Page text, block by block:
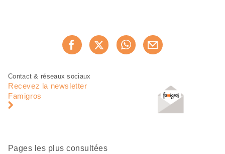
Recommander maintenant
Pied
page
Navigation
pied
Contact & réseaux sociaux
Recevez la newsletter
Famigros
Pages les plus consultées